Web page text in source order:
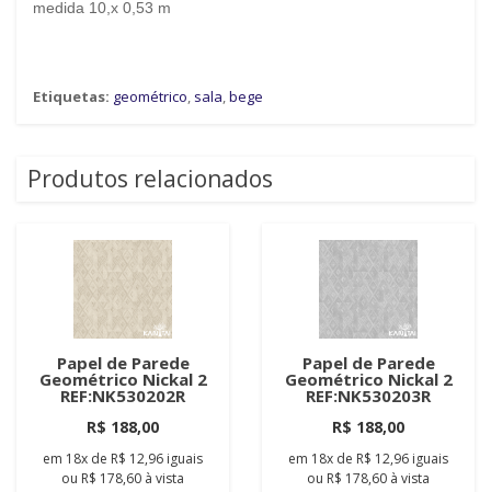
medida 10,x 0,53 m
Etiquetas: geométrico, sala,bege
Produtos relacionados
Papel de Parede
Geométrico Nickal 2
REF:NK530202R
R$ 188,00
em 18x de R$ 12,96 iguais
ou R$ 178,60 à vista
Papel de Parede
Geométrico Nickal 2
REF:NK530203R
R$ 188,00
em 18x de R$ 12,96 iguais
ou R$ 178,60 à vista